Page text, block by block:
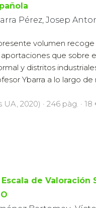
Pérez, Josep
volumen
que sobre
y distritos
Ybarra a lo largo
2020) · 246 pàg. · 18
Escala de Valoración